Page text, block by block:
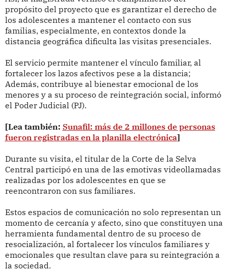
propósito del proyecto que es garantizar el derecho de
los adolescentes a mantener el contacto con sus
familias, especialmente, en contextos donde la
distancia geográfica dificulta las visitas presenciales.
El servicio permite mantener el vínculo familiar, al
fortalecer los lazos afectivos pese a la distancia;
Además, contribuye al bienestar emocional de los
menores y a su proceso de reintegración social, informó
el Poder Judicial (PJ).
[Lea también: Sunafil: más de 2 millones de personas
fueron registradas en la planilla electrónica]
Durante su visita, el titular de la Corte de la Selva
Central participó en una de las emotivas videollamadas
realizadas por los adolescentes en que se
reencontraron con sus familiares.
Estos espacios de comunicación no solo representan un
momento de cercanía y afecto, sino que constituyen una
herramienta fundamental dentro de su proceso de
resocialización, al fortalecer los vínculos familiares y
emocionales que resultan clave para su reintegración a
la sociedad.